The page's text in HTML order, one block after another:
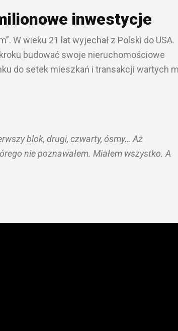
inwestycje
W wieku 21 lat wyjechał z Polski do USA.
budować swoje nieruchomościowe
do setek mieszkań i transakcji wartych
blok, drugi, czwarty, ósmy… Aż
nie poznawałem. Miałem wszystko. A